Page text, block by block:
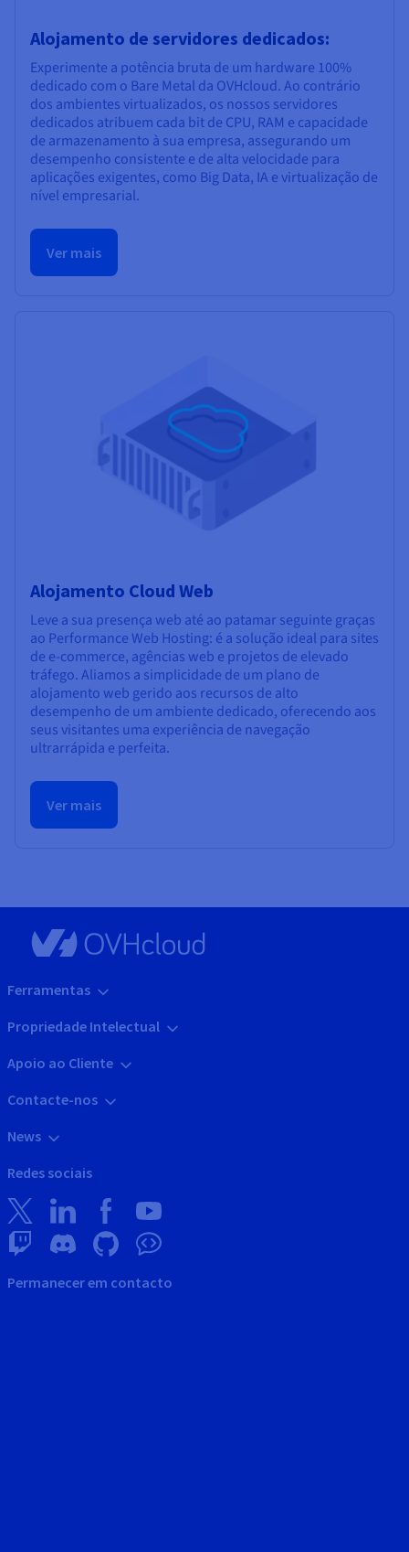
Alojamento de servidores dedicados:
Experimente a potência bruta de um hardware 100%
dedicado com o Bare Metal da OVHcloud. Ao contrário
dos ambientes virtualizados, os nossos servidores
dedicados atribuem cada bit de CPU, RAM e capacidade
de armazenamento à sua empresa, assegurando um
desempenho consistente e de alta velocidade para
aplicações exigentes, como Big Data, IA e virtualização de
nível empresarial.
Ver mais
Alojamento Cloud Web
Leve a sua presença web até ao patamar seguinte graças
ao Performance Web Hosting: é a solução ideal para sites
de e-commerce, agências web e projetos de elevado
tráfego. Aliamos a simplicidade de um plano de
alojamento web gerido aos recursos de alto
desempenho de um ambiente dedicado, oferecendo aos
seus visitantes uma experiência de navegação
ultrarrápida e perfeita.
Ver mais
Ferramentas
Propriedade Intelectual
Apoio ao Cliente
Contacte-nos
News
Redes sociais
Permanecer em contacto